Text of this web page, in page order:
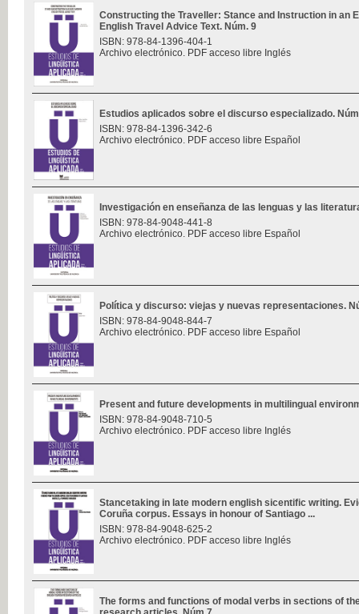
Constructing the Traveller: Stance and Instruction in an
English Travel Advice Text. Núm. 9
ISBN: 978-84-1396-404-1
Archivo electrónico. PDF acceso libre Inglés
Estudios aplicados sobre el discurso especializado.
ISBN: 978-84-1396-342-6
Archivo electrónico. PDF acceso libre Español
Investigación en enseñanza de las lenguas y las
ISBN: 978-84-9048-441-8
Archivo electrónico. PDF acceso libre Español
Política y discurso: viejas y nuevas representaciones.
ISBN: 978-84-9048-844-7
Archivo electrónico. PDF acceso libre Español
Present and future developments in multilingual
ISBN: 978-84-9048-710-5
Archivo electrónico. PDF acceso libre Inglés
Stancetaking in late modern english sicentific writing.
Coruña corpus. Essays in honour of Santiago ...
ISBN: 978-84-9048-625-2
Archivo electrónico. PDF acceso libre Inglés
The forms and functions of modal verbs in sections of